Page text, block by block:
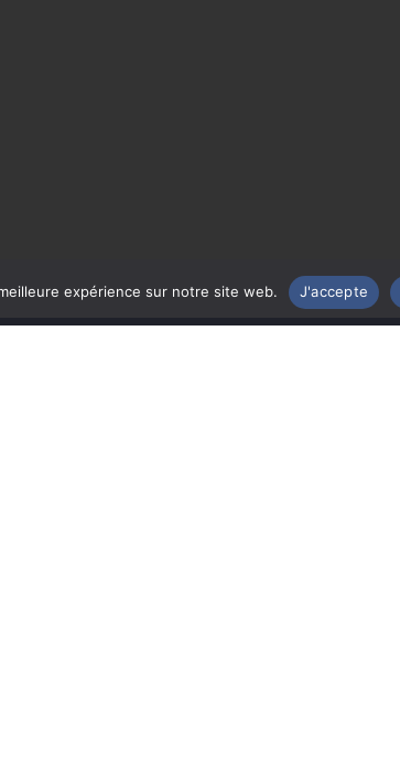
expérience sur notre site web. J'accepte